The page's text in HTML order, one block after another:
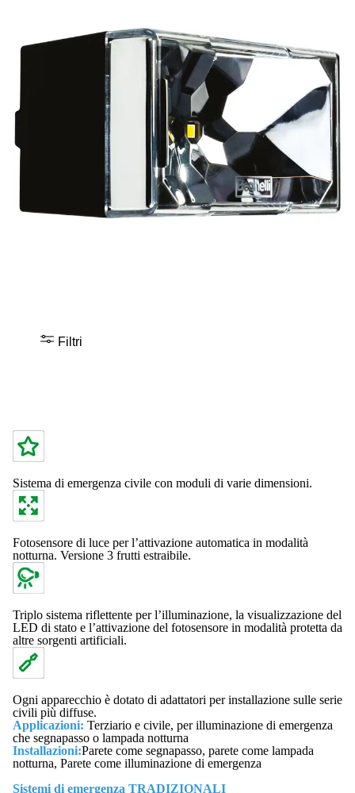
Filtri
Sistema di emergenza civile con moduli di varie dimensioni.
Fotosensore di luce per l’attivazione automatica in modalità
notturna. Versione 3 frutti estraibile.
Triplo sistema riflettente per l’illuminazione, la visualizzazione del
LED di stato e l’attivazione del fotosensore in modalità protetta da
altre sorgenti artificiali.
Ogni apparecchio è dotato di adattatori per installazione sulle serie
civili più diffuse.
Applicazioni: Terziario e civile, per illuminazione di emergenza
che segnapasso o lampada notturna
Installazioni:Parete come segnapasso, parete come lampada
notturna, Parete come illuminazione di emergenza
Sistemi di emergenza TRADIZIONALI